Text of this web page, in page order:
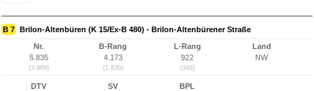
B 7 Brilon-Altenbüren (K 15/Ex-B 480) - Brilon-Altenbürener Straße
Nr.
5.835
(3.869)
B-Rang
4.173
(1.839)
L-Rang
922
(346)
Land
NW
DTV
SV
BPL